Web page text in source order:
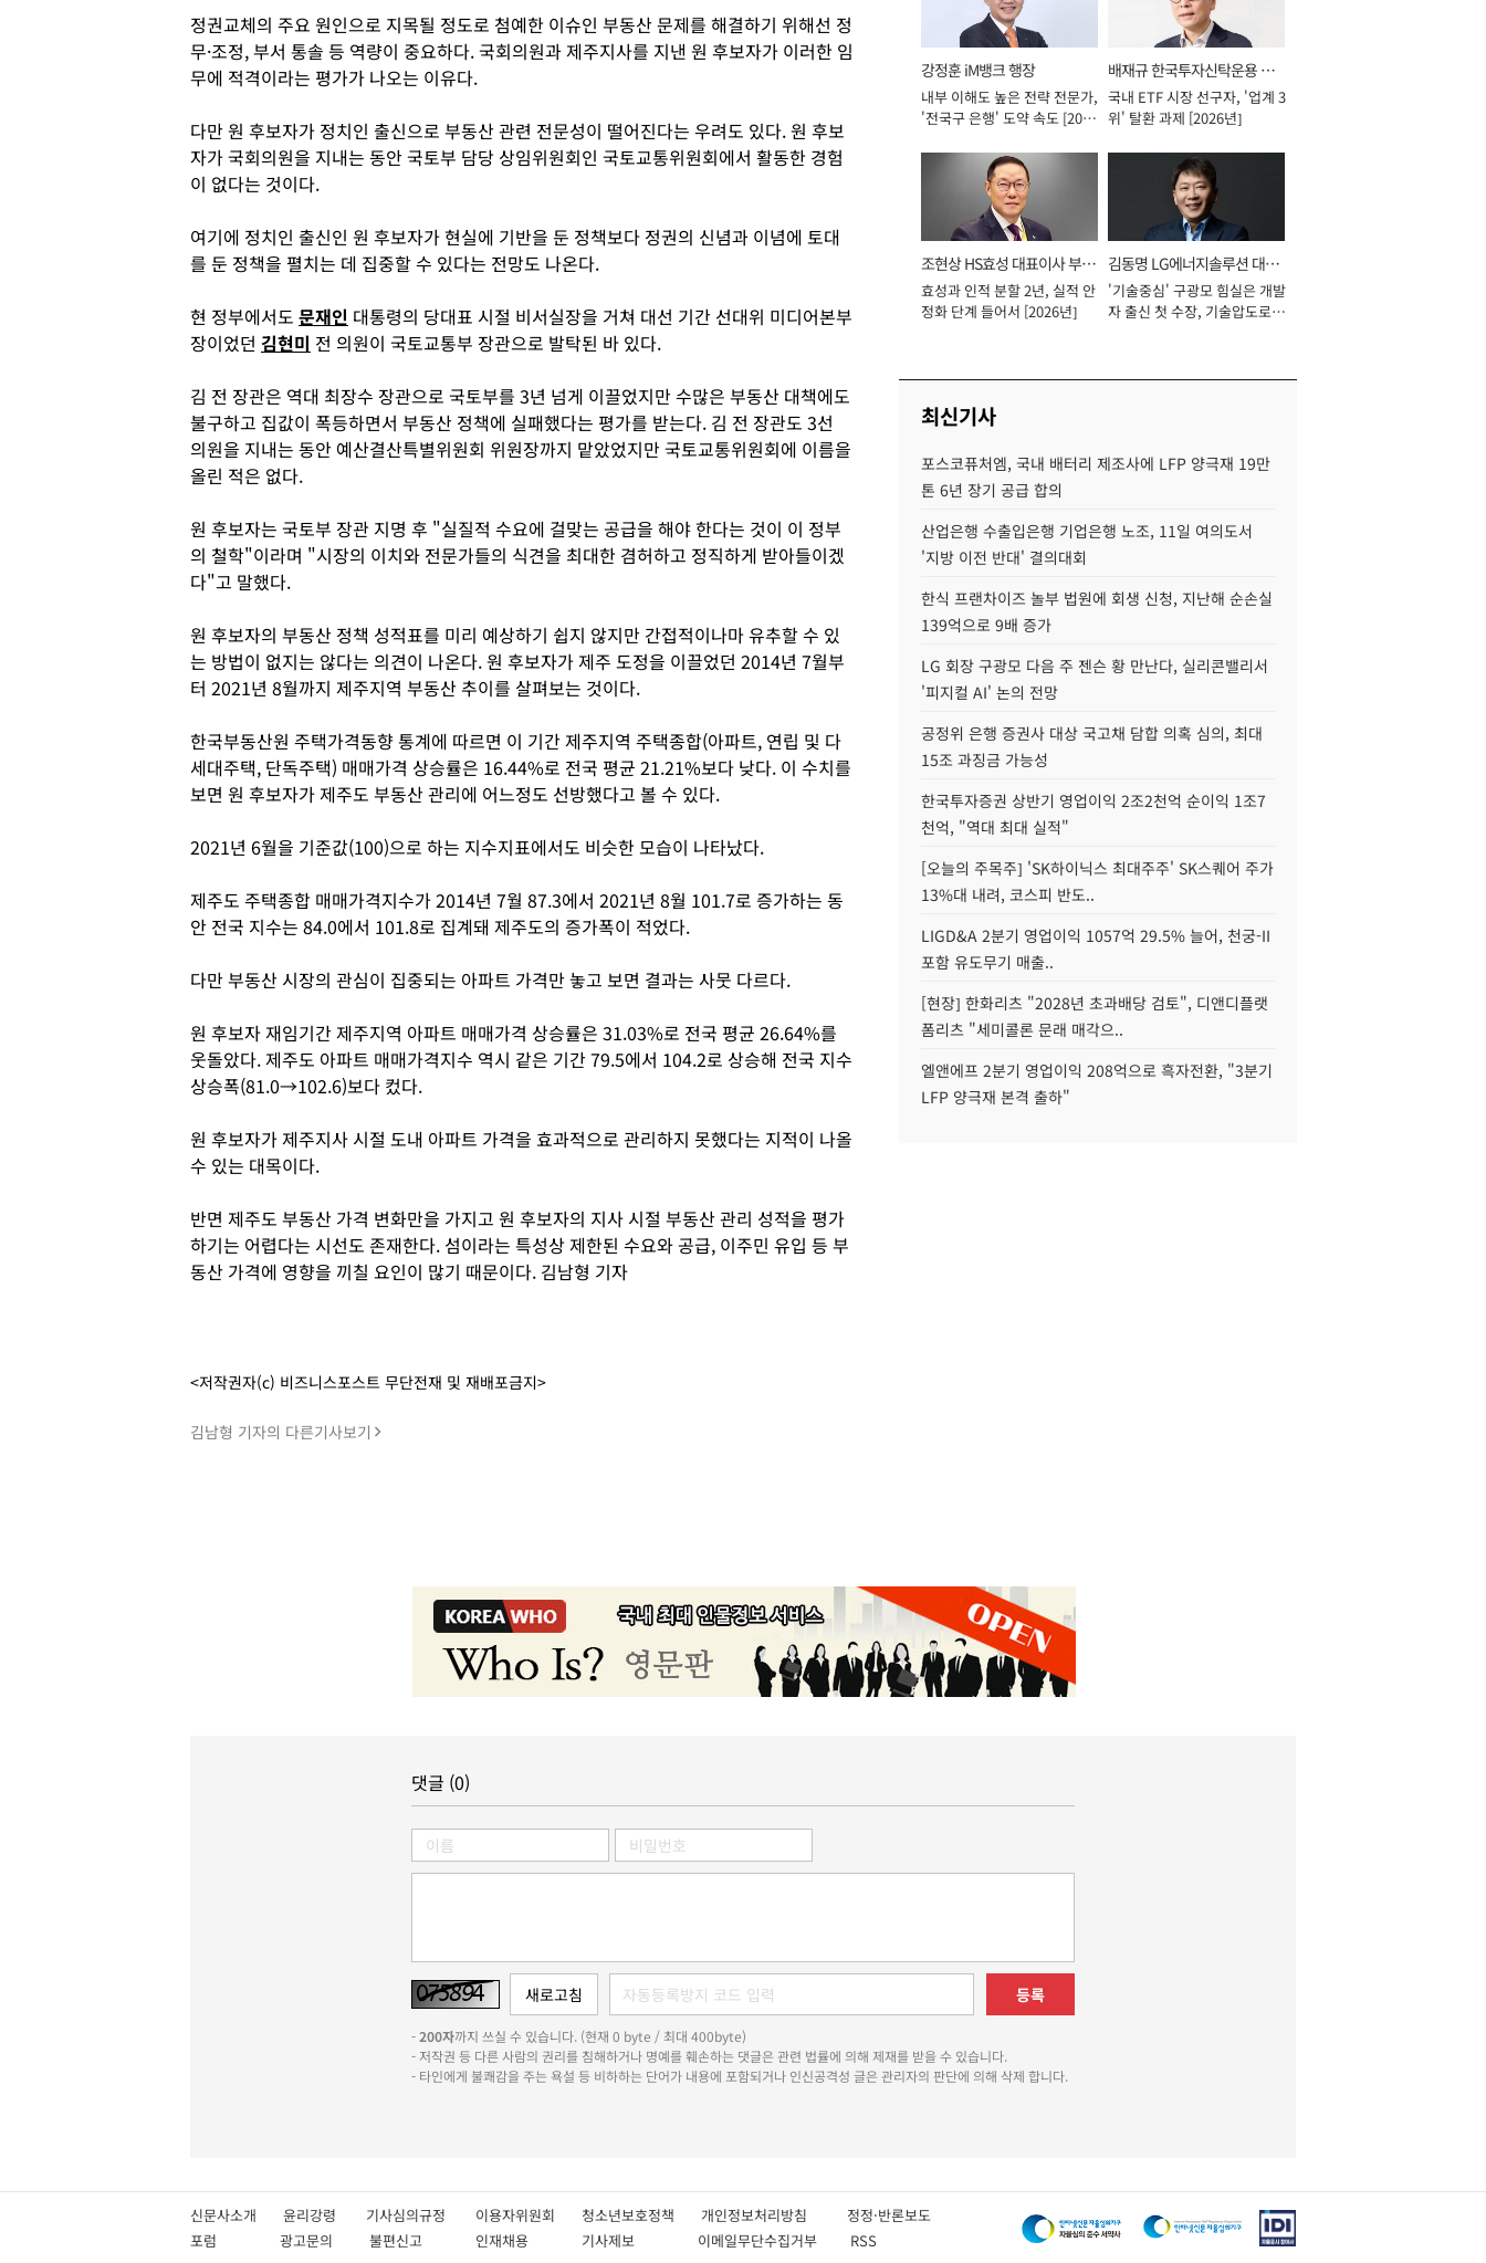
정권교체의 주요 원인으로 지목될 정도로 첨예한 이슈인 부동산 문제를 해결하기 위해선 정
무·조정, 부서 통솔 등 역량이 중요하다. 국회의원과 제주지사를 지낸 원 후보자가 이러한 임
무에 적격이라는 평가가 나오는 이유다.
다만 원 후보자가 정치인 출신으로 부동산 관련 전문성이 떨어진다는 우려도 있다. 원 후보
자가 국회의원을 지내는 동안 국토부 담당 상임위원회인 국토교통위원회에서 활동한 경험
이 없다는 것이다.
여기에 정치인 출신인 원 후보자가 현실에 기반을 둔 정책보다 정권의 신념과 이념에 토대
를 둔 정책을 펼치는 데 집중할 수 있다는 전망도 나온다.
현 정부에서도 문재인 대통령의 당대표 시절 비서실장을 거쳐 대선 기간 선대위 미디어본부
장이었던 김현미 전 의원이 국토교통부 장관으로 발탁된 바 있다.
김 전 장관은 역대 최장수 장관으로 국토부를 3년 넘게 이끌었지만 수많은 부동산 대책에도
불구하고 집값이 폭등하면서 부동산 정책에 실패했다는 평가를 받는다. 김 전 장관도 3선
의원을 지내는 동안 예산결산특별위원회 위원장까지 맡았었지만 국토교통위원회에 이름을
올린 적은 없다.
원 후보자는 국토부 장관 지명 후 "실질적 수요에 걸맞는 공급을 해야 한다는 것이 이 정부
의 철학"이라며 "시장의 이치와 전문가들의 식견을 최대한 겸허하고 정직하게 받아들이겠
다"고 말했다.
원 후보자의 부동산 정책 성적표를 미리 예상하기 쉽지 않지만 간접적이나마 유추할 수 있
는 방법이 없지는 않다는 의견이 나온다. 원 후보자가 제주 도정을 이끌었던 2014년 7월부
터 2021년 8월까지 제주지역 부동산 추이를 살펴보는 것이다.
한국부동산원 주택가격동향 통계에 따르면 이 기간 제주지역 주택종합(아파트, 연립 및 다
세대주택, 단독주택) 매매가격 상승률은 16.44%로 전국 평균 21.21%보다 낮다. 이 수치를
보면 원 후보자가 제주도 부동산 관리에 어느정도 선방했다고 볼 수 있다.
2021년 6월을 기준값(100)으로 하는 지수지표에서도 비슷한 모습이 나타났다.
제주도 주택종합 매매가격지수가 2014년 7월 87.3에서 2021년 8월 101.7로 증가하는 동
안 전국 지수는 84.0에서 101.8로 집계돼 제주도의 증가폭이 적었다.
다만 부동산 시장의 관심이 집중되는 아파트 가격만 놓고 보면 결과는 사뭇 다르다.
원 후보자 재임기간 제주지역 아파트 매매가격 상승률은 31.03%로 전국 평균 26.64%를
웃돌았다. 제주도 아파트 매매가격지수 역시 같은 기간 79.5에서 104.2로 상승해 전국 지수
상승폭(81.0→102.6)보다 컸다.
원 후보자가 제주지사 시절 도내 아파트 가격을 효과적으로 관리하지 못했다는 지적이 나올
수 있는 대목이다.
반면 제주도 부동산 가격 변화만을 가지고 원 후보자의 지사 시절 부동산 관리 성적을 평가
하기는 어렵다는 시선도 존재한다. 섬이라는 특성상 제한된 수요와 공급, 이주민 유입 등 부
동산 가격에 영향을 끼칠 요인이 많기 때문이다. 김남형 기자
<저작권자(c) 비즈니스포스트 무단전재 및 재배포금지>
김남형 기자의 다른기사보기
강정훈 iM뱅크 행장
내부 이해도 높은 전략 전문가,
'전국구 은행' 도약 속도 [2026
배재규 한국투자신탁운용 대
표이사 사장
국내 ETF 시장 선구자, '업계 3
위' 탈환 과제 [2026년]
조현상 HS효성 대표이사 부회
장
효성과 인적 분할 2년, 실적 안
정화 단계 들어서 [2026년]
김동명 LG에너지솔루션 대표
이사 사장
'기술중심' 구광모 힘실은 개발
자 출신 첫 수장, 기술압도로
최신기사
포스코퓨처엠, 국내 배터리 제조사에 LFP 양극재 19만
톤 6년 장기 공급 합의
산업은행 수출입은행 기업은행 노조, 11일 여의도서
'지방 이전 반대' 결의대회
한식 프랜차이즈 놀부 법원에 회생 신청, 지난해 순손실
139억으로 9배 증가
LG 회장 구광모 다음 주 젠슨 황 만난다, 실리콘밸리서
'피지컬 AI' 논의 전망
공정위 은행 증권사 대상 국고채 담합 의혹 심의, 최대
15조 과징금 가능성
한국투자증권 상반기 영업이익 2조2천억 순이익 1조7
천억, "역대 최대 실적"
[오늘의 주목주] 'SK하이닉스 최대주주' SK스퀘어 주가
13%대 내려, 코스피 반도..
LIGD&A 2분기 영업이익 1057억 29.5% 늘어, 천궁-II
포함 유도무기 매출..
[현장] 한화리츠 "2028년 초과배당 검토", 디앤디플랫
폼리츠 "세미콜론 문래 매각으..
엘앤에프 2분기 영업이익 208억으로 흑자전환, "3분기
LFP 양극재 본격 출하"
댓글 (0)
등록
-200자까지 쓰실 수 있습니다. (현재 0 byte / 최대 400byte)
- 저작권 등 다른 사람의 권리를 침해하거나 명예를 훼손하는 댓글은 관련 법률에 의해 제재를 받을 수 있습니다.
- 타인에게 불쾌감을 주는 욕설 등 비하하는 단어가 내용에 포함되거나 인신공격성 글은 관리자의 판단에 의해 삭제 합니다.
신문사소개 윤리강령 기사심의규정 이용자위원회 청소년보호정책 개인정보처리방침 정정·반론보도
포럼
광고문의 불편신고 인재채용 기사제보 이메일무단수집거부 RSS